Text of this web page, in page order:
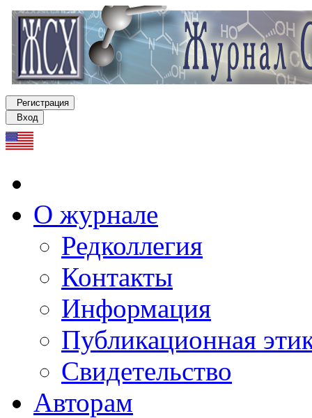
Регистрация
Вход
О журнале
Редколлегия
Контакты
Информация
Публикационная
Свидетельство
Авторам